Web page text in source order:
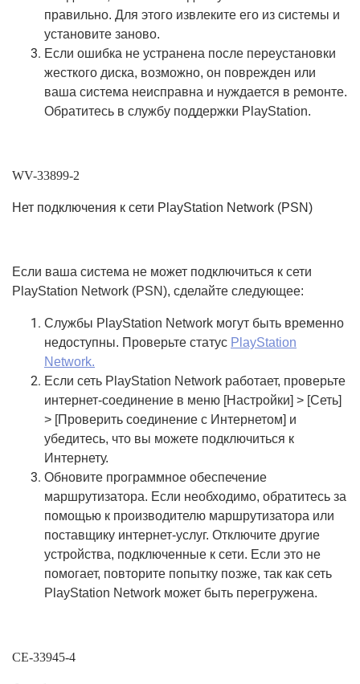
правильно. Для этого извлеките его из системы и
установите заново.
Если ошибка не устранена после переустановки
жесткого диска, возможно, он поврежден или
ваша система неисправна и нуждается в ремонте.
Обратитесь в службу поддержки PlayStation.
WV-33899-2
Нет подключения к сети PlayStation Network (PSN)
Если ваша система не может подключиться к сети
PlayStation Network (PSN), сделайте следующее:
Службы PlayStation Network могут быть временно
недоступны. Проверьте статус PlayStation
Network.
Если сеть PlayStation Network работает, проверьте
интернет-соединение в меню [Настройки] > [Сеть]
> [Проверить соединение с Интернетом] и
убедитесь, что вы можете подключиться к
Интернету.
Обновите программное обеспечение
маршрутизатора. Если необходимо, обратитесь за
помощью к производителю маршрутизатора или
поставщику интернет-услуг. Отключите другие
устройства, подключенные к сети. Если это не
помогает, повторите попытку позже, так как сеть
PlayStation Network может быть перегружена.
CE-33945-4